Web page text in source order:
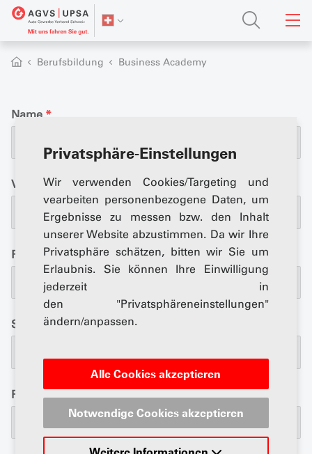
Privatsphäre-Einstellungen
Wir verwenden Cookies/Targeting und
vearbeiten personenbezogene Daten, um
Ergebnisse zu messen bzw. den Inhalt
unserer Website abzustimmen. Da wir Ihre
Privatsphäre schätzen, bitten wir Sie um
Erlaubnis. Sie können Ihre Einwilligung
jederzeit in
den "Privatsphäreneinstellungen"
ändern/anpassen.
Alle Cookies akzeptieren
Notwendige Cookies akzeptieren
Berufsbildung Business Academy
Name *
Vorname
Firma *
Strasse*
Postfach